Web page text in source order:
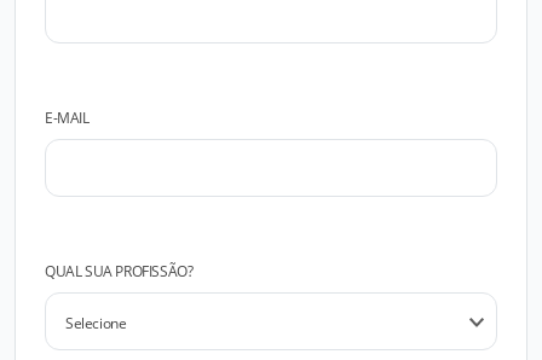
E-MAIL
QUAL SUA PROFISSÃO?